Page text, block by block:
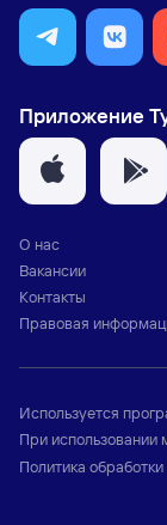
Приложение
О нас
Вакансии
Контакты
Правовая
Используется
При использовании
Политика